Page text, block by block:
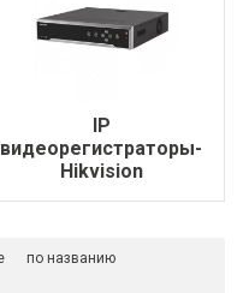
IP
видеорегистраторы-
Hikvision
по названию